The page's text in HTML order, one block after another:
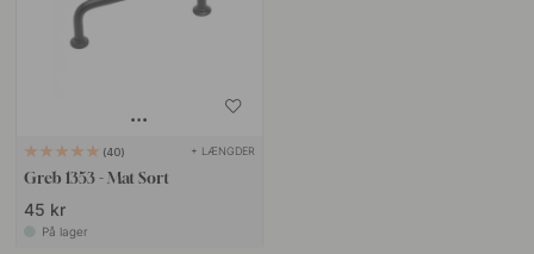
40 + LÆNGDER
Greb 1353 - Mat Sort
45 kr
På lager